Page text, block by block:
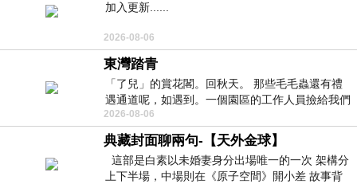
加入更新......
2026-08-06
東灣踏青
「了兒」的賞花閣。回秋天。 那些毛毛蟲還有禮
遇通道呢，如遇到。一個園區的工作人員撿給我們
細賞。
2026-08-06
典藏封面聊兩句-【天外金球】
這部是白素以未婚妻身分出場唯一的一次 架構分
上下半場，中場則在《原子空間》開小差 故事背